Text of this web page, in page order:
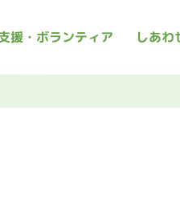
援・ボランティア しあわ